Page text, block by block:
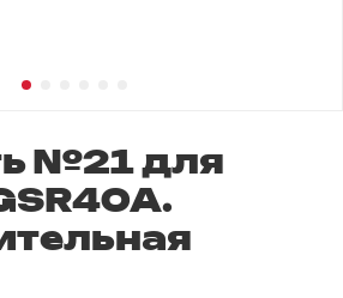
№21 для